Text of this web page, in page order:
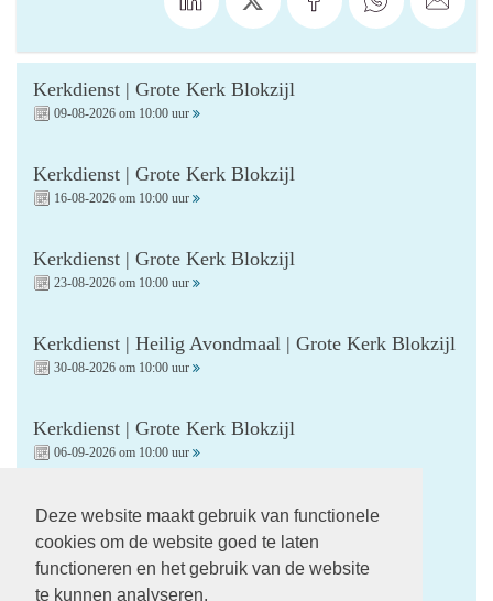
Deze website maakt gebruik van functionele
cookies om de website goed te laten
functioneren en het gebruik van de website
te kunnen analyseren.
Kerkdienst | Grote Kerk Blokzijl
09-08-2026 om 10:00 uur
Kerkdienst | Grote Kerk Blokzijl
16-08-2026 om 10:00 uur
Kerkdienst | Grote Kerk Blokzijl
23-08-2026 om 10:00 uur
Kerkdienst | Heilig Avondmaal | Grote Kerk Blokzijl
30-08-2026 om 10:00 uur
Kerkdienst | Grote Kerk Blokzijl
06-09-2026 om 10:00 uur
Kerkdienst | Startzondag | Grote Kerk Blokzijl
13-09-2026 om 10:00 uur